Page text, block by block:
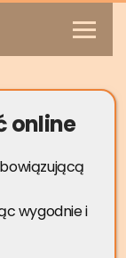
online
wygodnie i